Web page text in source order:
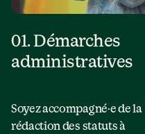
01. Démarches
administratives
Soyez accompagné·e de la
rédaction des statuts à